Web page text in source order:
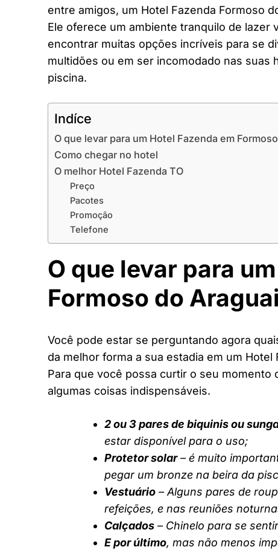
entre amigos, um Hotel Fazenda Formoso
Ele oferece um ambiente tranquilo de lazer
encontrar muitas opções incríveis para se
multidões ou em ser incomodado nas suas
piscina.
Indíce
O que levar para um Hotel Fazenda em
Como chegar no hotel
O melhor Hotel Fazenda TO
Preço
Pacotes
Promoção
Telefone
O que levar para
Formoso do
Você pode estar se perguntando agora
da melhor forma a sua estadia em um Hotel
Para que você possa curtir o seu
algumas coisas indispensáveis.
2 ou 3 pares de biquinis ou
estar disponível para o uso;
Protetor solar– é muito
pegar um bronze na beira da
Vestuário – Alguns pares de
refeições, e nas reuniões
Calçados – Chinelo para se
E por último, mas não menos